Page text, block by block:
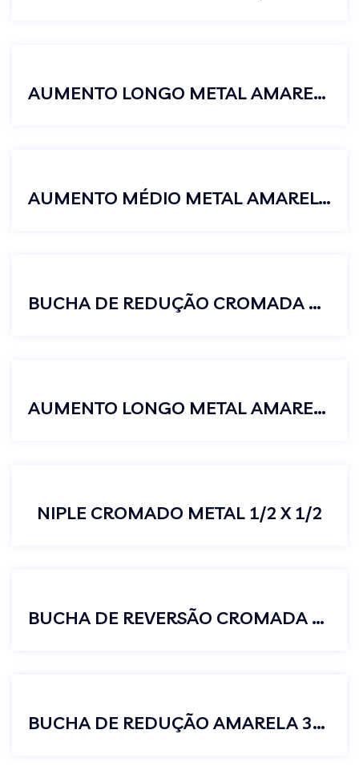
AUMENTO LONGO METAL AMARELO 3/4
AUMENTO MÉDIO METAL AMARELO 1/2
BUCHA DE REDUÇÃO CROMADA 3/4 X 1/2
AUMENTO LONGO METAL AMARELO 1/2
NIPLE CROMADO METAL 1/2 X 1/2
BUCHA DE REVERSÃO CROMADA 1/2 X 3/4
BUCHA DE REDUÇÃO AMARELA 3/4 X 1/2